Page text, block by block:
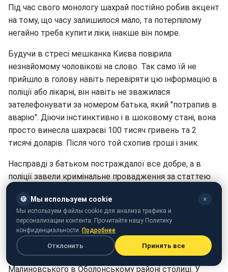
Під час свого монологу шахрай постійно робив акцент
на тому, що часу залишилося мало, та потерпілому
негайно треба купити ліки, інакше він помре.
Будучи в стресі мешканка Києва повірила
незнайомому чоловікові на слово. Так само їй не
прийшло в голову навіть перевіряти цю інформацію в
поліції або лікарні, він навіть не зважилася
зателефонувати за номером батька, який "потрапив в
аварію". Діючи інстинктивно і в шоковому стані, вона
просто винесла шахраєві 100 тисяч гривень та 2
тисячі доларів. Після чого той схопив гроші і зник.
Насправді з батьком постраждалої все добре, а в
поліції завели кримінальне провадження за статтею
До речі, Styler раніше писав, як аферистирозводять
українців напередодні свят.
Нагадаємо,у Києві невідомий вистрелив у продавця з
травматичної зброї.Пригода сталася на вулиці
Малиновського в Оболонському районі столиці. У
🍪 Мы используем cookie ✕
Мы используем файлы cookie для анализа трафика и
персонализации контента. Прочитайте нашу Политику
конфиденциальности. Подробнее
Отклонить Принять все